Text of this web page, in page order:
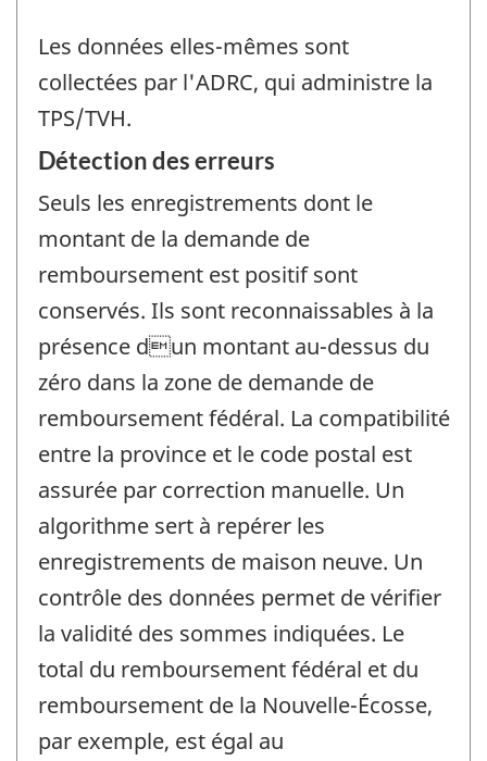
Les données elles-mêmes sont
collectées par l'ADRC, qui administre la
TPS/TVH.
Détection des erreurs
Seuls les enregistrements dont le
montant de la demande de
remboursement est positif sont
conservés. Ils sont reconnaissables à la
présence dun montant au-dessus du
zéro dans la zone de demande de
remboursement fédéral. La compatibilité
entre la province et le code postal est
assurée par correction manuelle. Un
algorithme sert à repérer les
enregistrements de maison neuve. Un
contrôle des données permet de vérifier
la validité des sommes indiquées. Le
total du remboursement fédéral et du
remboursement de la Nouvelle-Écosse,
par exemple, est égal au